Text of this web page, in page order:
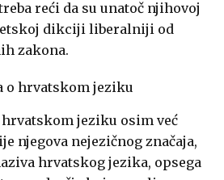
reći da su unatoč njihovoj
dikciji liberalniji od
zakona.
o hrvatskom jeziku
jeziku osim već
njegova nejezičnog značaja,
hrvatskog jezika, opsega